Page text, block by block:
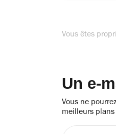
Vous êtes
Un e-
Vous ne
meilleurs